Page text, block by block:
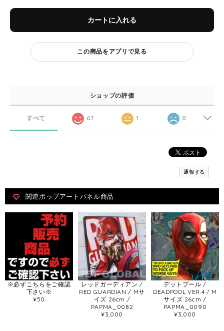
カートに入れる
この商品をアプリで見る
ショップの評価
すべて 67 1 0
通報する
関連ポップアートパネル商品
※必ずこちらをご確認
下さい※
¥50
レッドガーディアン /
RED GUARDIAN / Mサ
イズ 26cm /
PAPMA_0082
¥3,000
デットプール /
DEADPOOL VER.4 / M
サイズ 26cm /
PAPMA_0090
¥3,000